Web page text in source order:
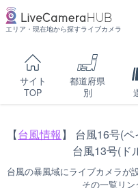
エリア・現在地から探すライブカメラ
サイト
TOP
都道府県
別
【台風情報】 台風16号(ペ
台風13号(ド
台風の暴風域にライブカメラが
その一覧リン